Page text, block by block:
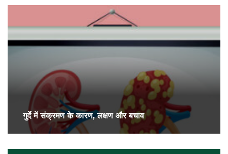
गुर्दे में संक्रमण के कारण, लक्षण और बचाव